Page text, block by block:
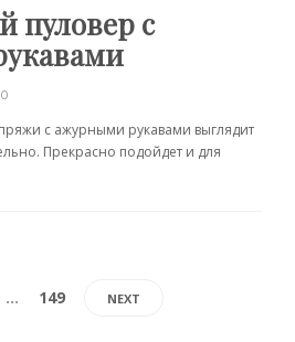
пуловер с
0
с ажурными рукавами выглядит
Прекрасно подойдет и для
… 149 NEXT